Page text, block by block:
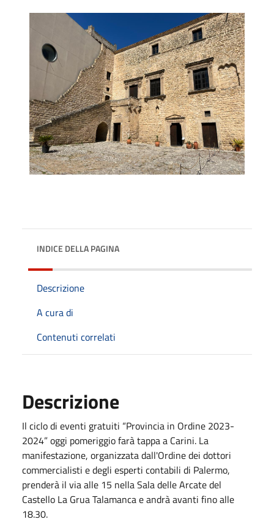
INDICE DELLA PAGINA
Descrizione
A cura di
Contenuti correlati
Descrizione
Il ciclo di eventi gratuiti “Provincia in Ordine 2023-
2024” oggi pomeriggio farà tappa a Carini. La
manifestazione, organizzata dall'Ordine dei dottori
commercialisti e degli esperti contabili di Palermo,
prenderà il via alle 15 nella Sala delle Arcate del
Castello La Grua Talamanca e andrà avanti fino alle
18.30.